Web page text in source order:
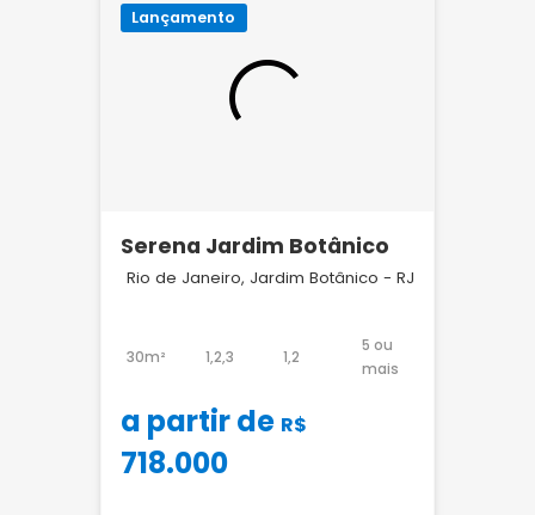
Lançamento
Serena Jardim Botânico
Rio de Janeiro, Jardim Botânico - RJ
30m² 1,2,3 1,2
5 ou
mais
a partir de R$
718.000